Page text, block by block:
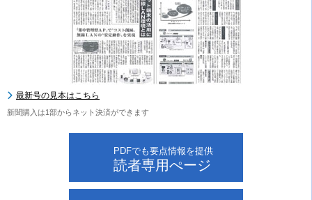
最新号の見本はこちら
新聞購入は1部からネット決済ができます
PDFでも要点情報を提供
読者専用ぺージ